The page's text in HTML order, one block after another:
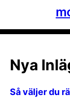
Nya
Så väljer du